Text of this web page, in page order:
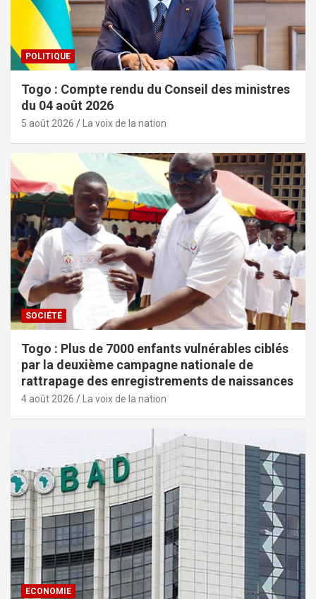
POLITIQUE
Togo : Compte rendu du Conseil des ministres
du 04 août 2026
5 août 2026 La voix de la nation
SOCIÉTÉ
Togo : Plus de 7000 enfants vulnérables ciblés
par la deuxième campagne nationale de
rattrapage des enregistrements de naissances
4 août 2026 La voix de la nation
ECONOMIE